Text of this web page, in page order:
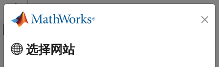
跳到内容
画布外导航菜单切换
文档主页
主要内容
rotate
选择网站